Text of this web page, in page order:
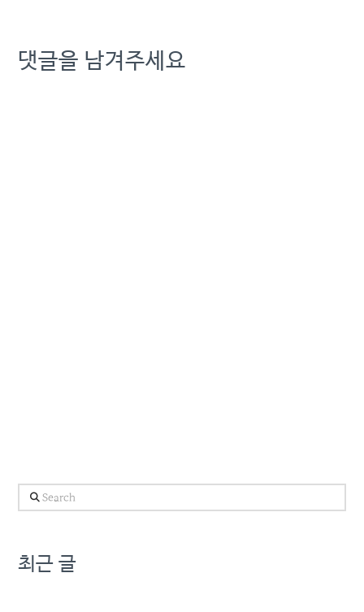
댓글을 남겨주세요
Search
최근 글